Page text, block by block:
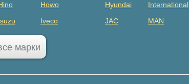
Howo Hyundai
International
Iveco JAC
MAN
Mercedes Benz
Scania
марки